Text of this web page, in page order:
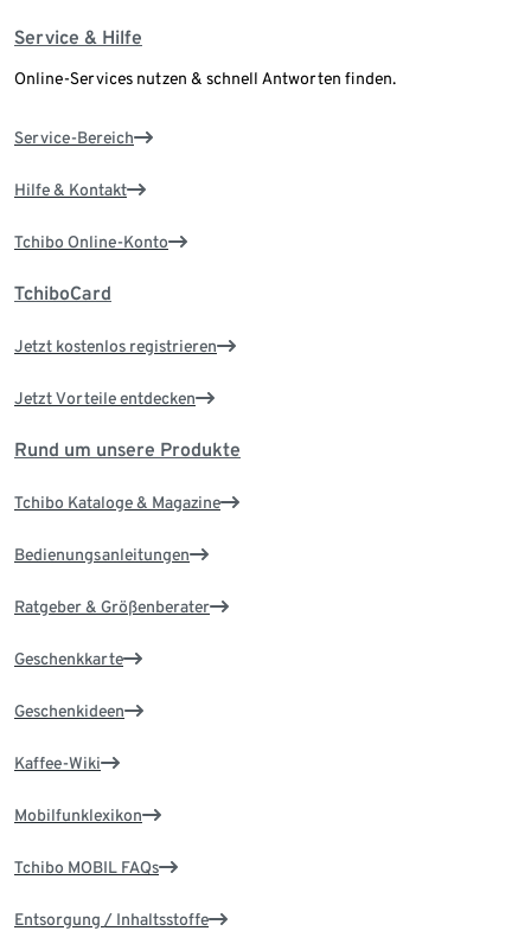
Service & Hilfe
Online-Services nutzen & schnell Antworten finden.
Service-Bereich
Hilfe & Kontakt
Tchibo Online-Konto
TchiboCard
Jetzt kostenlos registrieren
Jetzt Vorteile entdecken
Rund um unsere Produkte
Tchibo Kataloge & Magazine
Bedienungsanleitungen
Ratgeber & Größenberater
Geschenkkarte
Geschenkideen
Kaffee-Wiki
Mobilfunklexikon
Tchibo MOBIL FAQs
Entsorgung / Inhaltsstoffe